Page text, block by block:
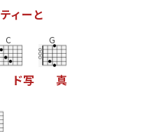
ティー と
C
ド写
G
真